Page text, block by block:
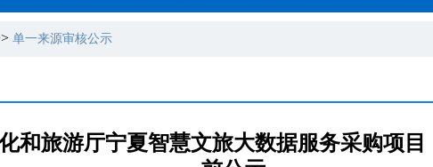
单一来源审核公示
和旅游厅宁夏智慧文旅大数据服务采购项